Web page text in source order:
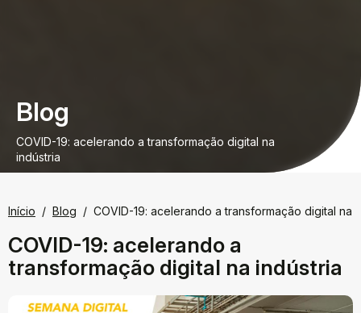
Blog
COVID-19: acelerando a transformação digital na
indústria
Início Blog COVID-19: acelerando a transformação digital na
COVID-19: acelerando a
transformação digital na indústria